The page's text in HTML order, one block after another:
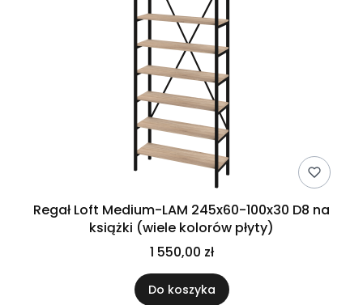
Regał Loft Medium-LAM 245x60-100x30 D8 na
książki (wiele kolorów płyty)
1 550,00 zł
Do koszyka